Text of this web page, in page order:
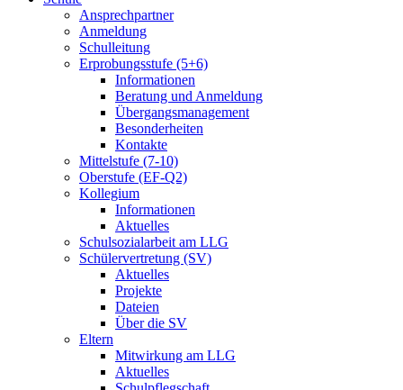
Ansprechpartner
Anmeldung
Schulleitung
Erprobungsstufe (5+6)
Informationen
Beratung und Anmeldung
Übergangsmanagement
Besonderheiten
Kontakte
Mittelstufe (7-10)
Oberstufe (EF-Q2)
Kollegium
Informationen
Aktuelles
Schulsozialarbeit am LLG
Schülervertretung (SV)
Aktuelles
Projekte
Dateien
Über die SV
Eltern
Mitwirkung am LLG
Aktuelles